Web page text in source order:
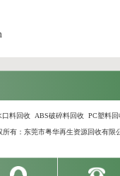
口料回收 ABS破碎料回收 PC塑料
所有：东莞市粤华再生资源回收有限